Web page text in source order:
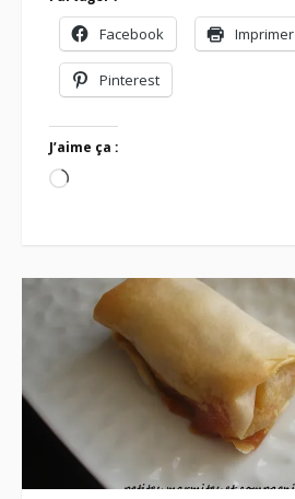
Facebook Imprimer
Pinterest
J’aime ça :
Chargement…